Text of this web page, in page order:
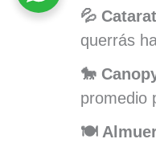
💦
querrás
🐎
promedio
🍽️